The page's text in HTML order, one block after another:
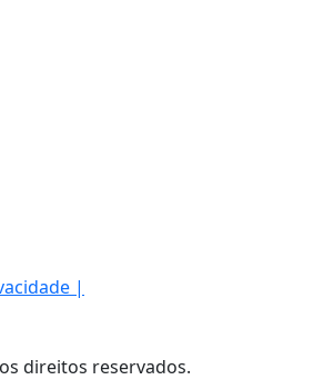
|
direitos reservados.